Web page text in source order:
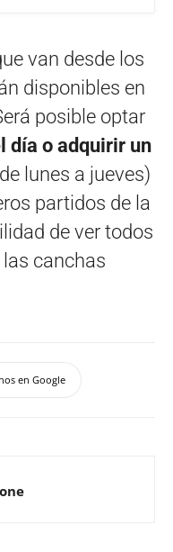
van desde los
disponibles en
posible optar
día o adquirir un
lunes a jueves)
partidos de la
de ver todos
canchas
en Google